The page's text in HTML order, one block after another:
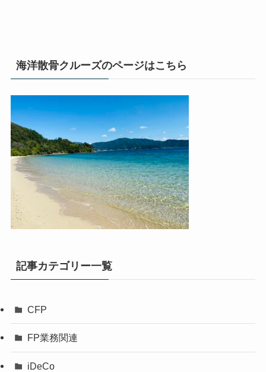
海洋散骨クルーズのページはこちら
記事カテゴリー一覧
CFP
FP業務関連
iDeCo